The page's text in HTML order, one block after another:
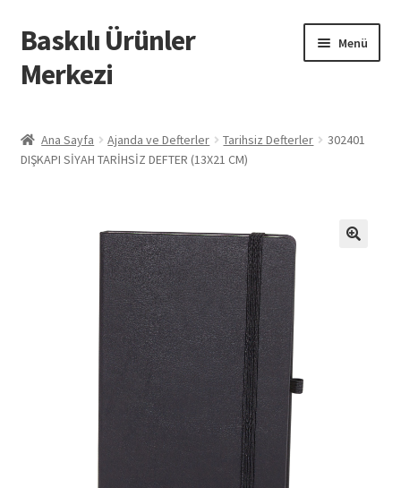
Dolaşıma
geç
İçeriğe
geç
Baskılı Ürünler
Merkezi
Menü
Baskılı Ürünler
İPTAL VE İADE KOŞULLARI
İptal ve İade Politikası
Mesafeli Satış Sözleşmesi
Mesafeli Satış Sözleşmesi
Ana Sayfa Ajanda ve Defterler Tarihsiz Defterler
302401
DIŞKAPI SİYAH TARİHSİZ DEFTER (13X21 CM)